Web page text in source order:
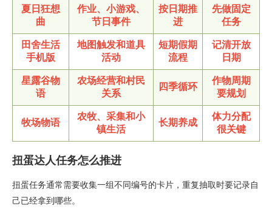
夏日狂想
曲
作业、小游戏、
节日事件
按日期推
进
先做固定
任务
田舍生活
手机版
地图触发和道具
活动
短期假期
流程
记清开放
日期
星露谷物
语
农场经营和村民
关系
四季循环
作物周期
要规划
牧场物语
农牧、采集和小
镇生活
长期养成
体力分配
很关键
扭蛋达人任务怎么推进
扭蛋任务通常需要收集一组不同编号的卡片，重复抽取时要记录自
己已经拿到哪些。